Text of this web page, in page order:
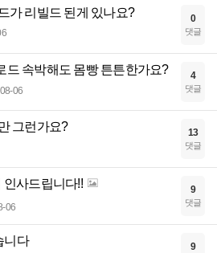
가 리빌드 된게 있나요? 0
댓글
드 속박해도 몸빵 튼튼한가요?
08-06
4
댓글
그런가요? 13
댓글
인사드립니다!!
06
9
댓글
니다 9